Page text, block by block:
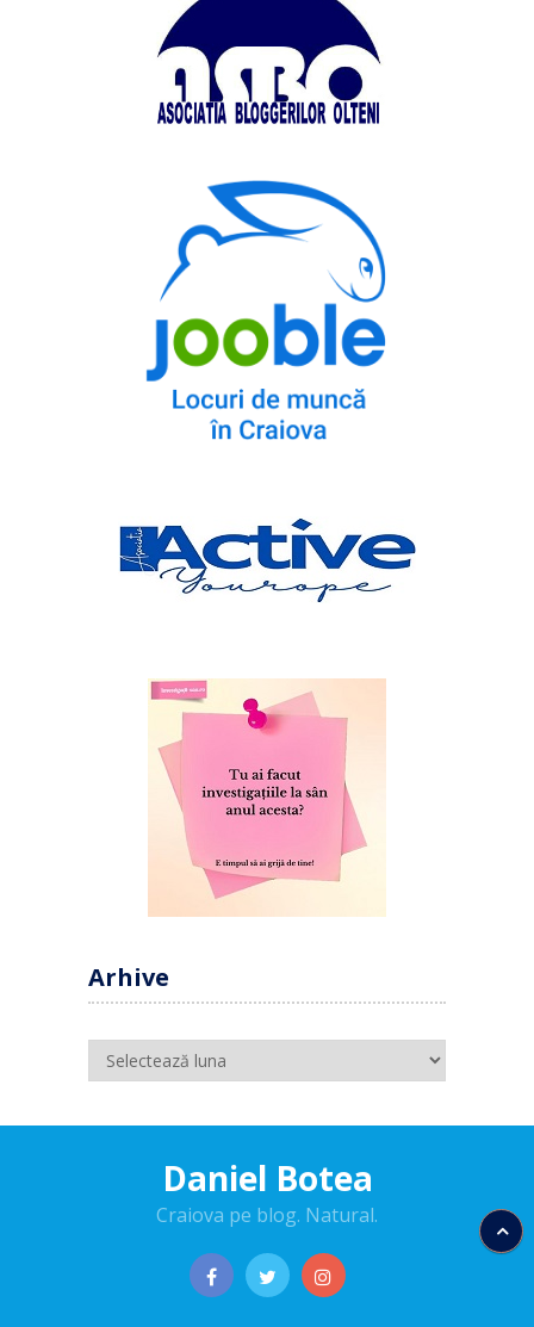
Arhive
Arhive
Daniel Botea
Craiova pe blog. Natural.